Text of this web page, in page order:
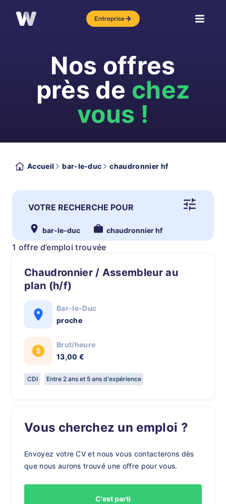
Entreprise
Nos offres
près de chez
vous !
Accueil bar-le-duc chaudronnier hf
VOTRE RECHERCHE POUR
bar-le-duc chaudronnier hf
1 offre d’emploi trouvée
Chaudronnier / Assembleur au
plan (h/f)
Bar-le-Duc
proche
Brut/heure
13,00 €
CDI Entre 2 ans et 5 ans d'expérience
Vous cherchez un emploi ?
Envoyez votre CV et nous vous contacterons dès
que nous aurons trouvé une offre pour vous.
C'est parti